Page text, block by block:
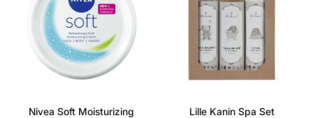
Nivea Soft Moisturizing
Lille Kanin Spa Set